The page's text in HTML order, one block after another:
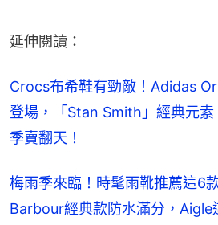
延伸閱讀：
Crocs布希鞋有勁敵！Adidas
登場，「Stan Smith」經典元
季賣翻天！
梅雨季來臨！時髦雨靴推薦這6
Barbour經典款防水滿分，Aigle